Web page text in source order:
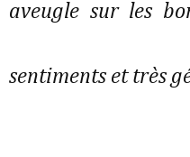
aveugle sur les
sentiments et très